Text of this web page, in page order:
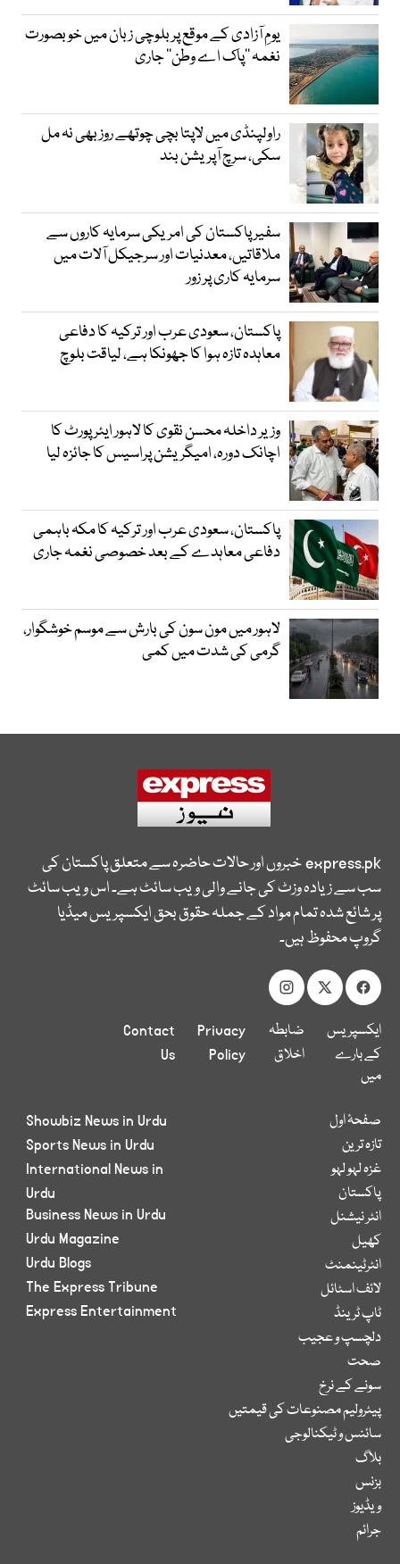
یومِ آزادی کے موقع پر بلوچی زبان میں خوبصورت
نغمہ ’’پاک اے وطن‘‘ جاری
راولپنڈی میں لاپتا بچی چوتھے روز بھی نہ مل
سکی، سرچ آپریشن بند
سفیر پاکستان کی امریکی سرمایہ کاروں سے
ملاقاتیں، معدنیات اور سرجیکل آلات میں
سرمایہ کاری پر زور
پاکستان، سعودی عرب اور ترکیہ کا دفاعی
معاہدہ تازہ ہوا کا جھونکا ہے، لیاقت بلوچ
وزیر داخلہ محسن نقوی کا لاہور ایئر پورٹ کا
اچانک دورہ، امیگریشن پراسیس کا جائزہ لیا
پاکستان، سعودی عرب اور ترکیہ کا مکہ باہمی
دفاعی معاہدے کے بعد خصوصی نغمہ جاری
لاہور میں مون سون کی بارش سے موسم خوشگوار،
گرمی کی شدت میں کمی
express.pkخبروں اور حالات حاضرہ سے متعلق پاکستان کی
سب سے زیادہ وزٹ کی جانے والی ویب سائٹ ہے۔ اس ویب سائٹ
پر شائع شدہ تمام مواد کے جملہ حقوق بحق ایکسپریس میڈیا
گروپ محفوظ ہیں۔
ایکسپریس
کے بارے
میں
ضابطہ
اخلاق
Privacy
Policy
Contact
Us
صفحۂ اول
تازہ ترین
غزہ لہو لہو
پاکستان
انٹر نیشنل
کھیل
انٹرٹینمنٹ
لائف اسٹائل
ٹاپ ٹرینڈ
دلچسپ و عجیب
صحت
سونے کے نرخ
پیٹرولیم مصنوعات کی قیمتیں
سائنس و ٹیکنالوجی
بلاگ
بزنس
ویڈیوز
جرائم
Showbiz News in Urdu
Sports News in Urdu
International News in
Urdu
Business News in Urdu
Urdu Magazine
Urdu Blogs
The Express Tribune
Express Entertainment